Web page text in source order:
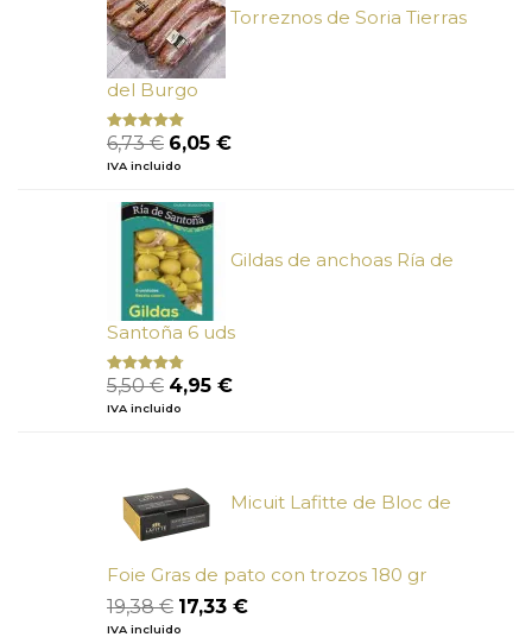
Torreznos de Soria Tierras
del Burgo
Valorado
con
de
5
6,73€ El
precio
era:
6,73 €.
6,05 €El
IVA incluido
Gildas de anchoas Ría de
Santoña 6 uds
Valorado
con
de 5
5,50€ El
precio
4,95 €El
IVA incluido
Micuit Lafitte de Bloc de
Foie Gras de pato con trozos 180 gr
19,38€ El
precio
17,33 €El
IVA incluido